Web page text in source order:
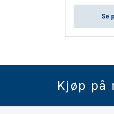
Se
Kjøp på